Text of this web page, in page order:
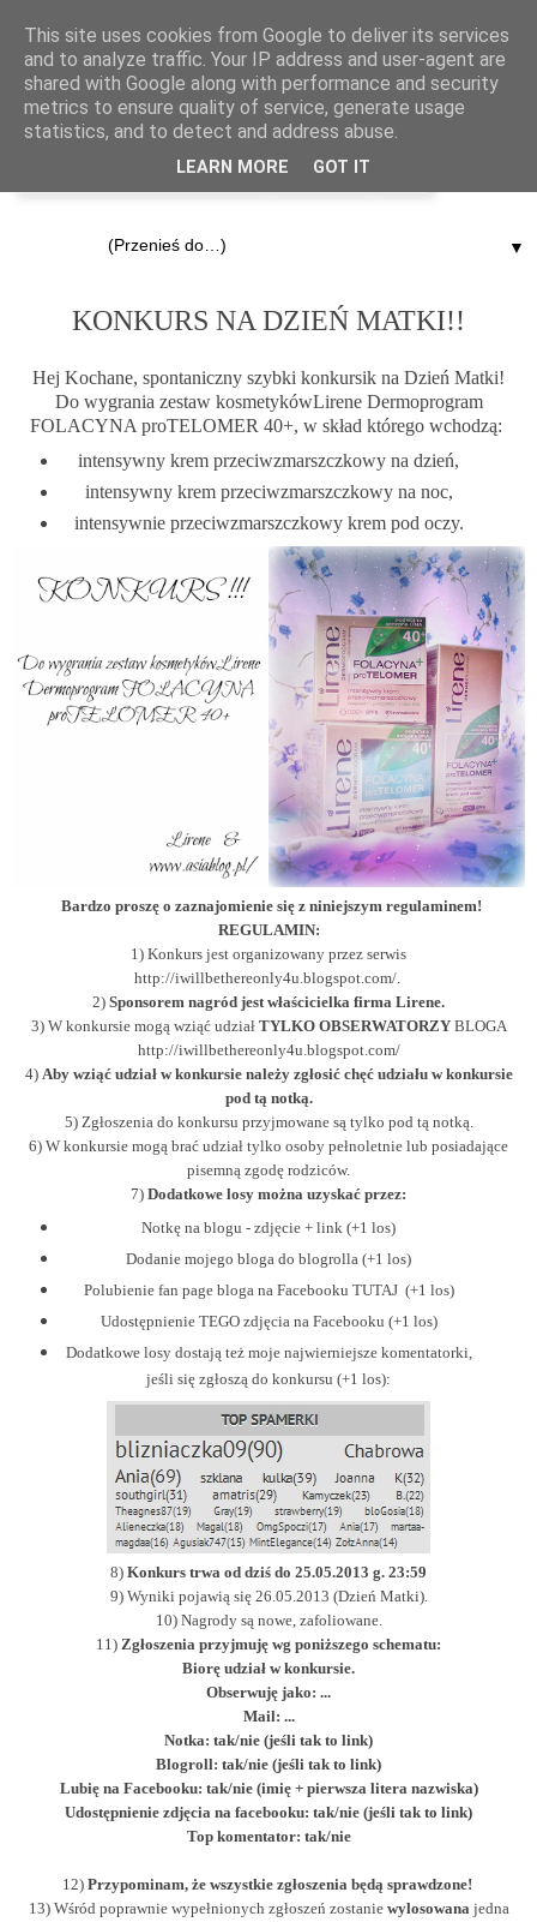
▼
KONKURS NA DZIEŃ MATKI!!
Hej Kochane, spontaniczny szybki konkursik na Dzień Matki!
Do wygrania zestaw kosmetykówLirene Dermoprogram
FOLACYNA proTELOMER 40+, w skład którego wchodzą:
intensywny krem przeciwzmarszczkowy na dzień,
intensywny krem przeciwzmarszczkowy na noc,
intensywnie przeciwzmarszczkowy krem pod oczy.
Bardzo proszę o zaznajomienie się z niniejszym regulaminem!
REGULAMIN:
1) Konkurs jest organizowany przez serwis
http://iwillbethereonly4u.blogspot.com/.
2) Sponsorem nagród jest właścicielka firma Lirene.
3) W konkursie mogą wziąć udział TYLKO OBSERWATORZYBLOGA
http://iwillbethereonly4u.blogspot.com/
4) Aby wziąć udział w konkursie należy zgłosić chęć udziału w konkursie
pod tą notką.
5) Zgłoszenia do konkursu przyjmowane są tylko pod tą notką.
6) W konkursie mogą brać udział tylko osoby pełnoletnie lub posiadające
pisemną zgodę rodziców.
7) Dodatkowe losy można uzyskać przez:
Notkę na blogu - zdjęcie + link (+1 los)
Dodanie mojego bloga do blogrolla (+1 los)
Polubienie fan page bloga na Facebooku TUTAJ (+1 los)
Udostępnienie TEGOzdjęcia na Facebooku (+1 los)
Dodatkowe losy dostają też moje najwierniejsze komentatorki,
jeśli się zgłoszą do konkursu (+1 los):
8) Konkurs trwa od dziś do 25.05.2013 g. 23:59
9) Wyniki pojawią się 26.05.2013 (Dzień Matki).
10) Nagrody są nowe, zafoliowane.
11) Zgłoszenia przyjmuję wg poniższego schematu:
Biorę udział w konkursie.
Obserwuję jako: ...
Mail: ...
Notka: tak/nie (jeśli tak to link)
Blogroll: tak/nie (jeśli tak to link)
Lubię na Facebooku: tak/nie (imię + pierwsza litera nazwiska)
Udostępnienie zdjęcia na facebooku: tak/nie (jeśli tak to link)
Top komentator: tak/nie
12)Przypominam, że wszystkie zgłoszenia będą sprawdzone!
13) Wśród poprawnie wypełnionych zgłoszeń zostanie wylosowanajedna
This site uses cookies from Google to deliver its services
and to analyze traffic. Your IP address and user-agent are
shared with Google along with performance and security
metrics to ensure quality of service, generate usage
statistics, and to detect and address abuse.
LEARN MORE GOT IT